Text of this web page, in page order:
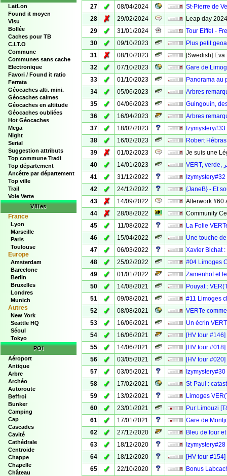
LatLon
Found it moyen
Visu
Bollée
Caches pour TB
C.I.T.O
Commune
Communes sans cache
Electronique
Favori / Found it ratio
Ferrata
Géocaches alti. mini.
Géocaches calmes
Géocaches en altitude
Géocaches oubliées
Hot Géocaches
Mega
Night
Serial
Suggestion attributs
Top commune Tradi
Top département
Ancêtre par département
Top ville
Trail
Voie Verte
Villes
France
Lyon
Marseille
Paris
Toulouse
Europe
Amsterdam
Barcelone
Berlin
Bruxelles
Londres
Munich
Autres
New York
Seattle HQ
Séoul
Tokyo
POI
Aéroport
Antique
Arbre
Archéo
Autoroute
Beffroi
Bunker
Camping
Cap
Cascades
Cavité
Cathédrale
Centroide
Chappe
Chapelle
Château
27
✓ 08/04/2024
St-Pierre de
28
✗ 29/02/2024
Leap day
29
✓ 31/01/2024
Tour Eiffel -
30
✓ 09/10/2023
Plus petit
31
✗ 08/10/2023
[Swedish] Eva
32
✓ 07/10/2023
Gare de
33
✓ 01/10/2023
Panorama au
34
✓ 05/06/2023
Arbres
35
✓ 04/06/2023
Guingouin,
36
✓ 16/04/2023
Arbres
37
✓ 18/02/2023
38
✓ 16/02/2023
Robert
39
✗ 01/02/2023
Je suis une
40
✓
14/01/2023
41
✓ 31/12/2022
42
✓ 24/12/2022
{JaneB} - Et
43
✗ 14/09/2022
Afterwork #60
44
✗ 28/08/2022
Community
45
✓ 11/08/2022
La Folie
46
✓ 15/04/2022
Une touche
47
✓ 06/03/2022
Xavier Bichat
48
✓ 25/02/2022
#04 Limoges
49
✓ 01/01/2022
Zamenhof et
50
✓ 14/08/2021
Pouyat :
51
✓ 09/08/2021
#11 Limoges
52
✓ 08/08/2021
VERTe
53
✓ 16/06/2021
Un écrin
54
✓ 16/06/2021
[HV tour
55
✓ 14/06/2021
[HV tour
56
✓ 03/05/2021
[HV tour
57
✓ 03/05/2021
58
✓ 17/02/2021
St-Paul :
59
✓ 13/02/2021
Limoges
60
✓ 23/01/2021
Pur Limouzi
61
✓ 17/01/2021
Gare de
62
✓ 27/12/2020
Bleu de four
63
✓ 18/12/2020
64
✓ 18/12/2020
[HV tour
65
✓ 22/10/2020
Bonus